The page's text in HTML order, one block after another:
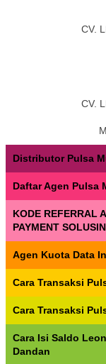
CV.
CV.
Distributor Pulsa
Daftar Agen Pulsa
KODE REFERRAL
PAYMENT
Agen Kuota Data
Cara Transaksi
Cara Transaksi
Cara Isi Saldo
Dandan